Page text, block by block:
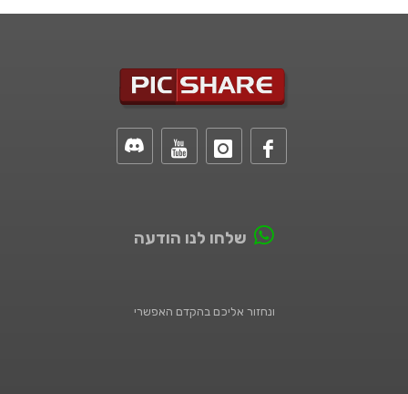
שלחו לנו הודעה
ונחזור אליכם בהקדם האפשרי